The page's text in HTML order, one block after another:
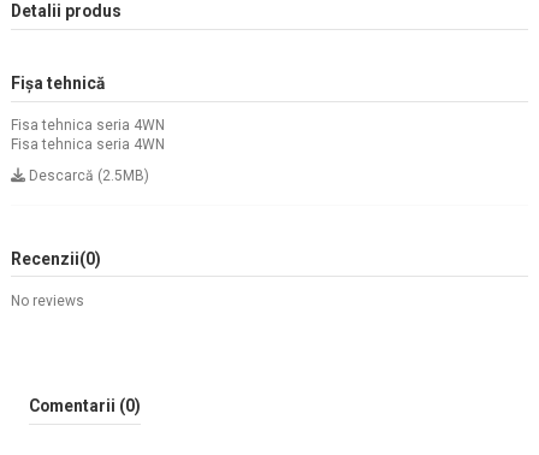
Detalii produs
Fișa tehnică
Fisa tehnica seria 4WN
Fisa tehnica seria 4WN
Descarcă (2.5MB)
Recenzii(0)
No reviews
Comentarii (0)